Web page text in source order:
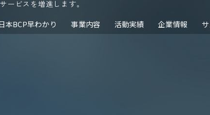
ービスを増進します。
本BCP早わかり 事業内容 活動実績 企業情報